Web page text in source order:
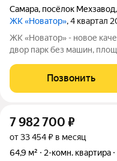
Самара, посёлок Мехзавод,
ЖК «Новатор», 4 квартал
ЖК «Новатор» - новое
двор парк без машин, площадь 2 000 м. Здесь есть
спортивные зоны
высшем уровне: система
Позвонить
7 982 700 ₽
от 33 454 ₽ в месяц
64,9 м²
2-комн. квартира